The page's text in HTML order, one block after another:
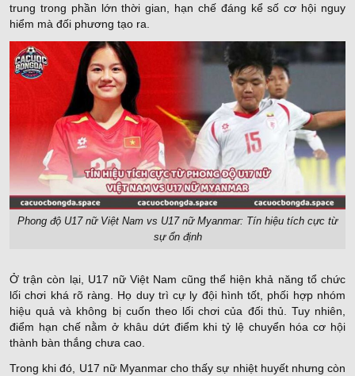
trung trong phần lớn thời gian, hạn chế đáng kể số cơ hội nguy
hiểm mà đối phương tạo ra.
Phong độ U17 nữ Việt Nam vs U17 nữ Myanmar: Tín hiệu tích cực từ
sự ổn định
Ở trận còn lại, U17 nữ Việt Nam cũng thể hiện khả năng tổ chức
lối chơi khá rõ ràng. Họ duy trì cự ly đội hình tốt, phối hợp nhóm
hiệu quả và không bị cuốn theo lối chơi của đối thủ. Tuy nhiên,
điểm hạn chế nằm ở khâu dứt điểm khi tỷ lệ chuyển hóa cơ hội
thành bàn thắng chưa cao.
Trong khi đó, U17 nữ Myanmar cho thấy sự nhiệt huyết nhưng còn